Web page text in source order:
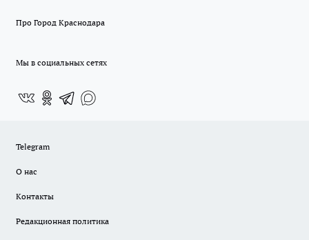
Про Город Краснодара
Мы в социальных сетях
Telegram
О нас
Контакты
Редакционная политика